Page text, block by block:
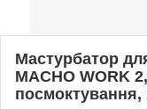
Мастурбатор
MACHO WORK
посмоктування,